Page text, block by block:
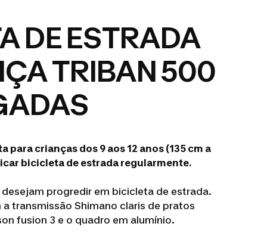
DE ESTRADA
TRIBAN 500
para crianças dos 9 aos 12 anos (135 cm a
bicicleta de estrada regularmente.
desejam progredir em bicicleta de estrada.
transmissão Shimano claris de pratos
fusion 3 e o quadro em alumínio.